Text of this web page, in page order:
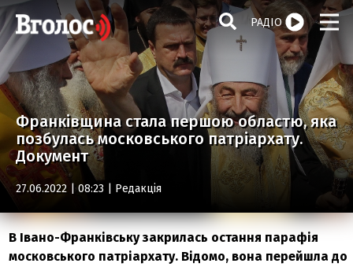
РАДІО
Франківщина стала першою областю, яка
позбулась московського патріархату.
Документ
27.06.2022 | 08:23 | Редакція
В Івано-Франківську закрилась остання парафія
московського патріархату. Відомо, вона перейшла до